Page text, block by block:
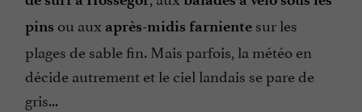
pins ou aux après-midis farniente sur les
plages de sable fin. Mais parfois, la météo en
décide autrement et le ciel landais se pare de
gris...